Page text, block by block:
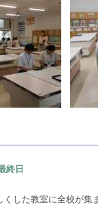
終日
した教室に全校が集